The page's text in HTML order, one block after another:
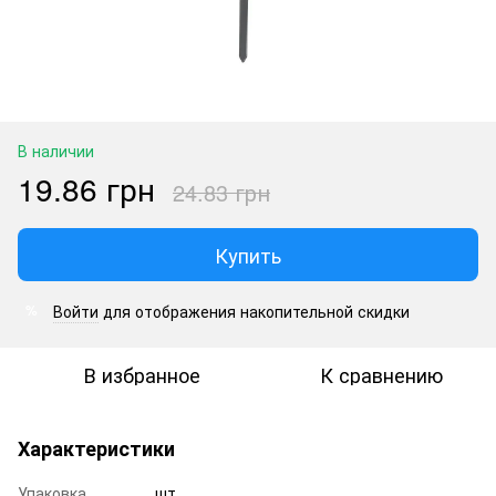
В наличии
19.86 грн 24.83 грн
Купить
Войти для отображения накопительной скидки
В избранное К сравнению
Характеристики